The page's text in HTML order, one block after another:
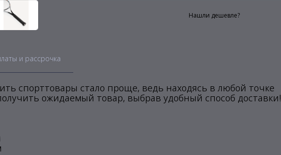
Нашли дешевле?
и рассрочка
спорттовары стало проще, ведь находясь в любой точке
ожидаемый товар, выбрав удобный способ доставки!